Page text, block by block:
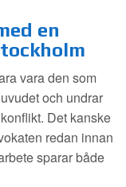
en
vara den som
och undrar
Det kanske
redan innan
sparar både